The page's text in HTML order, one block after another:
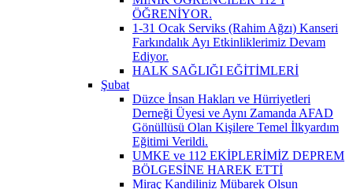
ÖĞRENİYOR.
1-31 Ocak Serviks (Rahim Ağzı) Kanseri
Farkındalık Ayı Etkinliklerimiz Devam
Ediyor.
HALK SAĞLIĞI EĞİTİMLERİ
Şubat
Düzce İnsan Hakları ve Hürriyetleri
Derneği Üyesi ve Aynı Zamanda AFAD
Gönüllüsü Olan Kişilere Temel İlkyardım
Eğitimi Verildi.
UMKE ve 112 EKİPLERİMİZ DEPREM
BÖLGESİNE HAREK ETTİ
Miraç Kandiliniz Mübarek Olsun